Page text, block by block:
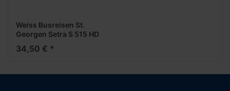
Weiss Busreisen St.
Georgen Setra S 515 HD
34,50 € *